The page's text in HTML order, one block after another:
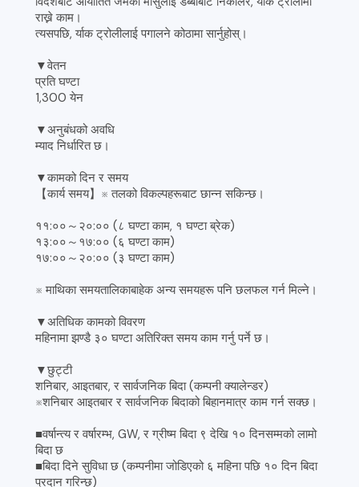
राख्ने काम।
त्यसपछि, र्याक ट्रोलीलाई पगालने कोठामा सार्नुहोस्।
▼वेतन
प्रति घण्टा
1,300 येन
▼अनुबंधको अवधि
म्याद निर्धारित छ।
▼कामको दिन र समय
【कार्य समय】※ तलको विकल्पहरूबाट छान्न सकिन्छ।
११:००～२०:०० (८ घण्टा काम, १ घण्टा ब्रेक)
१३:००～१७:०० (६ घण्टा काम)
१७:००～२०:०० (३ घण्टा काम)
※ माथिका समयतालिकाबाहेक अन्य समयहरू पनि छलफल गर्न मिल्ने।
▼अतिधिक कामको विवरण
महिनामा झण्डै ३० घण्टा अतिरिक्त समय काम गर्नु पर्ने छ।
▼छुट्टी
शनिबार, आइतबार, र सार्वजनिक बिदा (कम्पनी क्यालेन्डर)
※शनिबार आइतबार र सार्वजनिक बिदाको बिहानमात्र काम गर्न सक्छ।
■वर्षान्त्य र वर्षारम्भ, GW, र ग्रीष्म बिदा ९ देखि १० दिनसम्मको लामो
बिदा छ
■बिदा दिने सुविधा छ (कम्पनीमा जोडिएको ६ महिना पछि १० दिन बिदा
प्रदान गरिन्छ)